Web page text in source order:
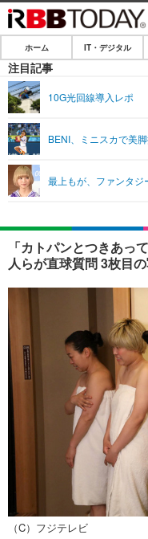
ホーム
IT・デジタル
ショッピング
SPEED TEST
エンタメ
エンタメTOP
音楽
ライフ
ライフTOP
ペット
その他
リリース一覧
プッシュ通知の停止方法
ホーム IT・デジタル
注目記事
10G光回線導入レポ
BENI、ミニスカで美
最上もが、ファンタ
「カトパンとつきあっ
人らが直球質問 3枚目
（C）フジテレビ